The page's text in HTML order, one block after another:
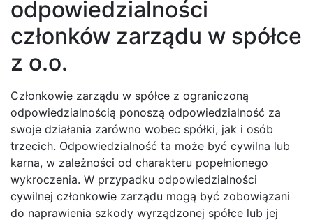
odpowiedzialności
członków zarządu w spółce
z o.o.
Członkowie zarządu w spółce z ograniczoną
odpowiedzialnością ponoszą odpowiedzialność za
swoje działania zarówno wobec spółki, jak i osób
trzecich. Odpowiedzialność ta może być cywilna lub
karna, w zależności od charakteru popełnionego
wykroczenia. W przypadku odpowiedzialności
cywilnej członkowie zarządu mogą być zobowiązani
do naprawienia szkody wyrządzonej spółce lub jej